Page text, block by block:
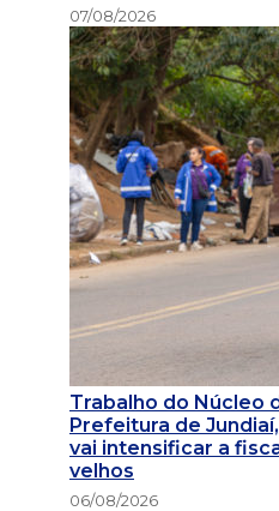
07/08/2026
Trabalho do Núcleo
Prefeitura de
vai intensificar a
velhos
06/08/2026